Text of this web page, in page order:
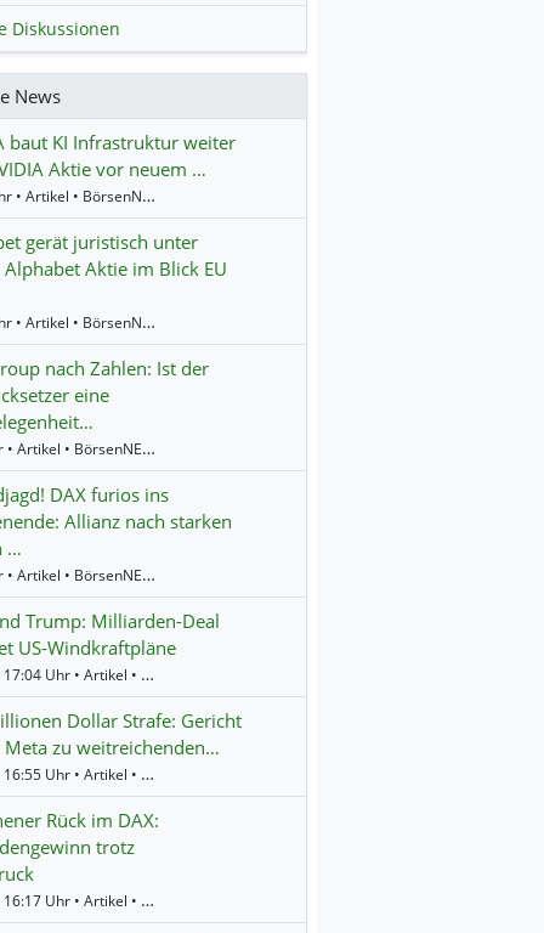
Diskussionen
News
baut KI Infrastruktur weiter
Aktie vor neuem …
16:24 Uhr • Artikel • BörsenNEWS.de
gerät juristisch unter
Alphabet Aktie im Blick EU
13:52 Uhr • Artikel • BörsenNEWS.de
nach Zahlen: Ist der
eine
9:14 Uhr • Artikel • BörsenNEWS.de
DAX furios ins
Allianz nach starken
…
8:58 Uhr • Artikel • BörsenNEWS.de
Trump: Milliarden-Deal
US-Windkraftpläne
Gestern 17:04 Uhr • Artikel • BörsenNEWS.de
Dollar Strafe: Gericht
zu weitreichenden…
Gestern 16:55 Uhr • Artikel • BörsenNEWS.de
Rück im DAX:
trotz
Gestern 16:17 Uhr • Artikel • BörsenNEWS.de